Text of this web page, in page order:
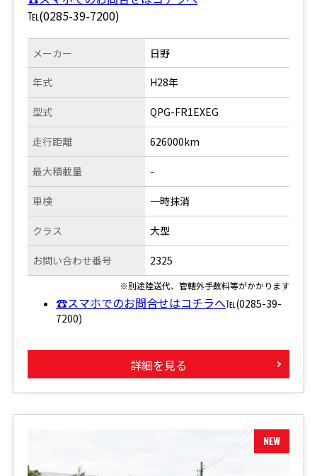
℡(0285-39-7200)
メーカー
年式
型式
走行距離
日野
H28年
QPG-FR1EXEG
626000km
最大積載量
車検
クラス
お問い合わせ番号
-
一時抹消
大型
2325
※別途陸送代、管轄外手数料等がかかります
☎スマホでのお問合せはコチラへ℡(0285-39-
7200)
詳細を見る